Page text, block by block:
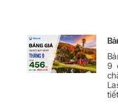
9
tiết